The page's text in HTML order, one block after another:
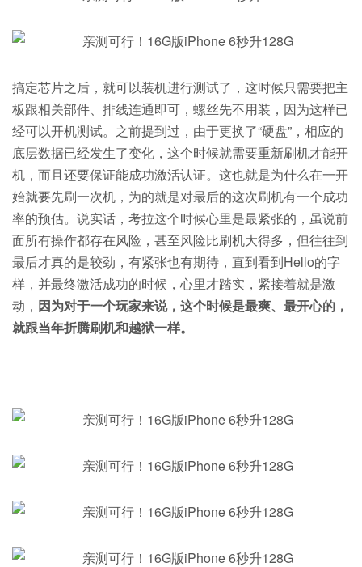
搞定芯片之后，就可以装机进行测试了，这时候只需要把主
板跟相关部件、排线连通即可，螺丝先不用装，因为这样已
经可以开机测试。之前提到过，由于更换了“硬盘”，相应的
底层数据已经发生了变化，这个时候就需要重新刷机才能开
机，而且还要保证能成功激活认证。这也就是为什么在一开
始就要先刷一次机，为的就是对最后的这次刷机有一个成功
率的预估。说实话，考拉这个时候心里是最紧张的，虽说前
面所有操作都存在风险，甚至风险比刷机大得多，但往往到
最后才真的是较劲，有紧张也有期待，直到看到Hello的字
样，并最终激活成功的时候，心里才踏实，紧接着就是激
动， 因为对于一个玩家来说，这个时候是最爽、最开心的，
就跟当年折腾刷机和越狱一样。